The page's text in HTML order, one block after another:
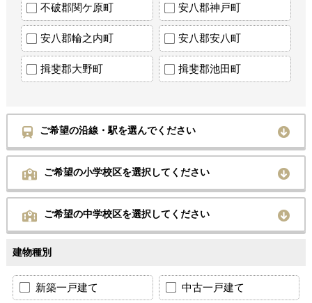
不破郡関ケ原町 安八郡神戸町
安八郡輪之内町 安八郡安八町
揖斐郡大野町 揖斐郡池田町
ご希望の沿線・駅を選んでください
ご希望の小学校区を選択してください
ご希望の中学校区を選択してください
建物種別
新築一戸建て 中古一戸建て